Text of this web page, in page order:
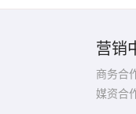
营销
商务合
媒资合